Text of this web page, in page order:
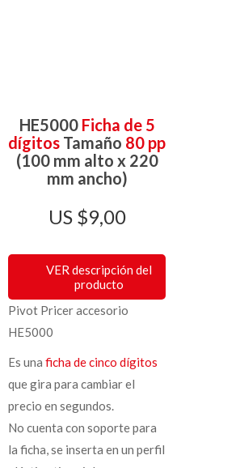
HE5000 Ficha de 5
dígitos Tamaño 80 pp
(100 mm alto x 220
mm ancho)
$9,00
VER descripción del
producto
Pivot Pricer accesorio
HE5000
Es una ficha de cinco dígitos
que gira para cambiar el
precio en segundos.
No cuenta con soporte para
la ficha, se inserta en un perfil